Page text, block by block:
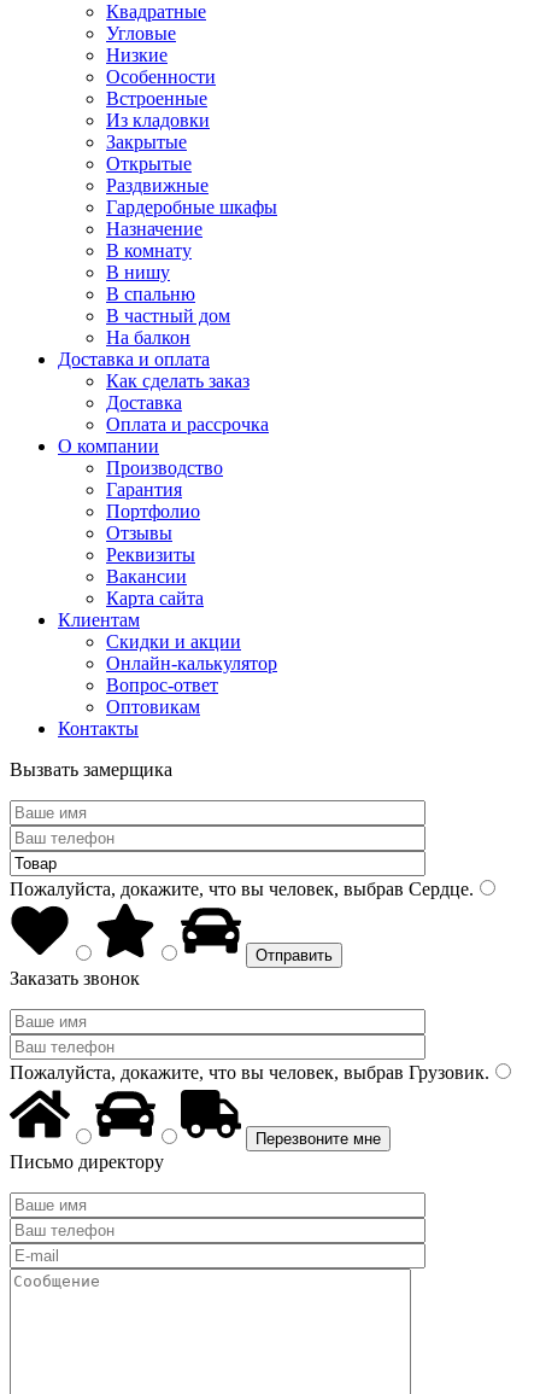
Квадратные
Угловые
Низкие
Особенности
Встроенные
Из кладовки
Закрытые
Открытые
Раздвижные
Гардеробные шкафы
Назначение
В комнату
В нишу
В спальню
В частный дом
На балкон
Доставка и оплата
Как сделать заказ
Доставка
Оплата и рассрочка
О компании
Производство
Гарантия
Портфолио
Отзывы
Реквизиты
Вакансии
Карта сайта
Клиентам
Скидки и акции
Онлайн-калькулятор
Вопрос-ответ
Оптовикам
Контакты
Вызвать замерщика
Пожалуйста, докажите, что вы человек, выбрав Сердце.
Заказать звонок
Пожалуйста, докажите, что вы человек, выбрав Грузовик.
Письмо директору